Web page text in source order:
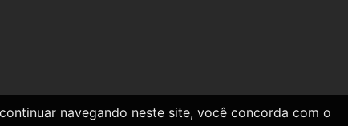
navegando neste site, você concorda com o